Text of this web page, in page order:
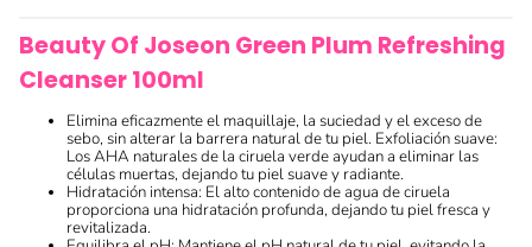
Beauty Of Joseon Green Plum Refreshing
Cleanser 100ml
Elimina eficazmente el maquillaje, la suciedad y el exceso de
sebo, sin alterar la barrera natural de tu piel. Exfoliación suave:
Los AHA naturales de la ciruela verde ayudan a eliminar las
células muertas, dejando tu piel suave y radiante.
Hidratación intensa: El alto contenido de agua de ciruela
proporciona una hidratación profunda, dejando tu piel fresca y
revitalizada.